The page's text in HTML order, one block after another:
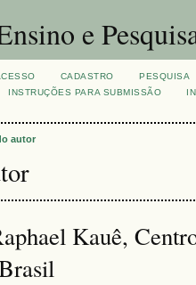
e
CADASTRO
PESQUISA
INSTRUÇÕES PARA SUBMISSÃO
autor
Kauê,